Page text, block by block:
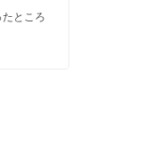
ところ